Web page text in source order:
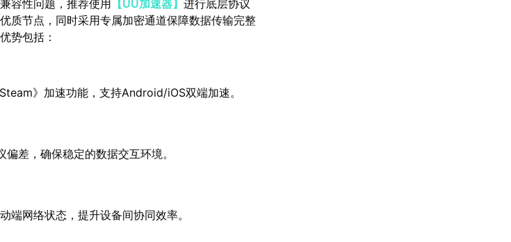
容性问题，推荐使用 【UU加速器】进行底层协议
质节点，同时采用专属加密通道保障数据传输完整
势包括：
》加速功能，支持Android/iOS双端加速。
偏差，确保稳定的数据交互环境。
端网络状态，提升设备间协同效率。